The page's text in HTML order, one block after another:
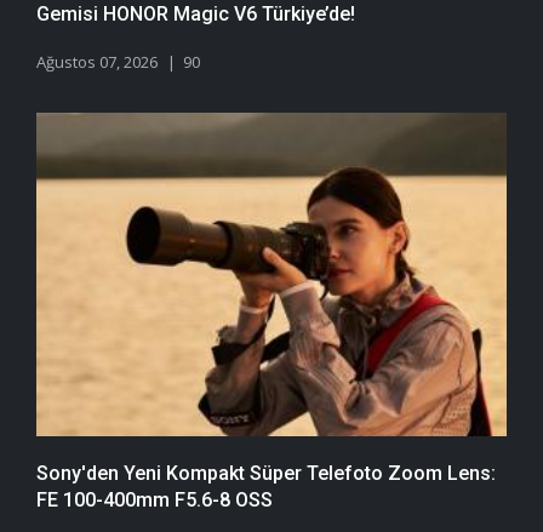
Gemisi HONOR Magic V6 Türkiye’de!
Ağustos 07, 2026 90
Sony'den Yeni Kompakt Süper Telefoto Zoom Lens:
FE 100-400mm F5.6-8 OSS